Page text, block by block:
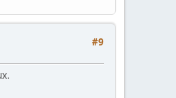
#9